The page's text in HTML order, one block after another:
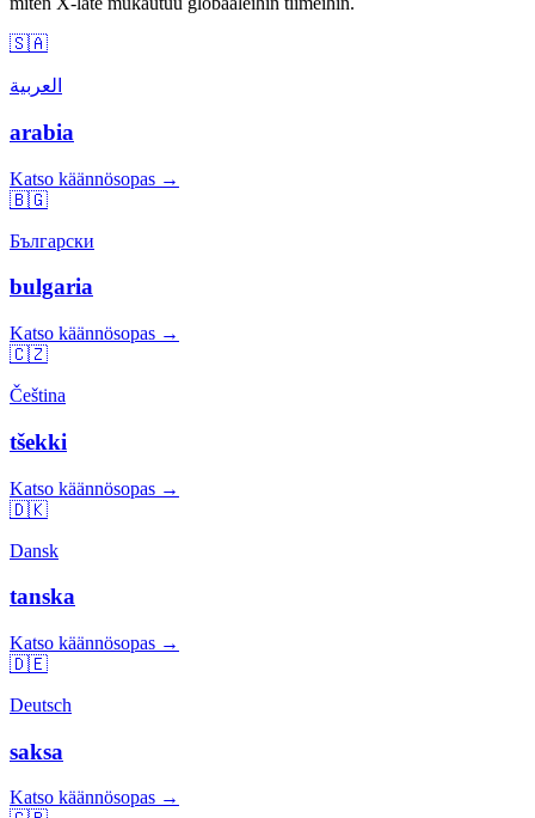
🇸🇦
العربية
arabia
Katso käännösopas →
🇧🇬
Български
bulgaria
Katso käännösopas →
🇨🇿
Čeština
tšekki
Katso käännösopas →
🇩🇰
Dansk
tanska
Katso käännösopas →
🇩🇪
Deutsch
saksa
Katso käännösopas →